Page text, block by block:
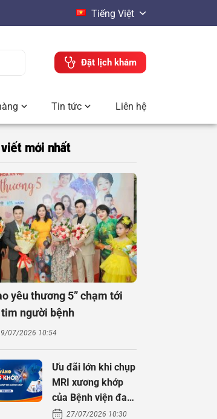
Tiếng Việt
Đặt lịch khám
Tin tức Liên hệ
mới nhất
yêu thương 5” chạm tới
người bệnh
07/2026 10:54
Ưu đãi lớn khi chụp
MRI xương khớp
của Bệnh viện đa
khoa An Việt
27/07/2026 10:30